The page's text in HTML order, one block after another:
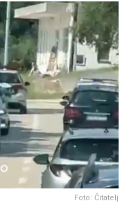
Foto: Čitatelj